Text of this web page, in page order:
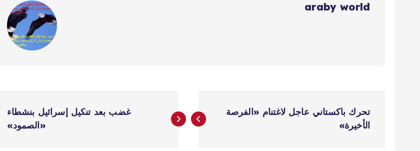
araby world
ص
تحرك باكستاني عاجل لاغتنام «الفرصة
الأخيرة»
غضب بعد تنكيل إسرائيل بنشطاء
«الصمود»